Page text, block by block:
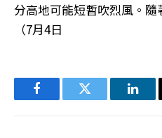
分高地可能短暫吹烈風。
（7月4日
FacebookTwitter